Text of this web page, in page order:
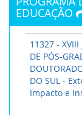
EDUCAÇÃO
11327 - XVIII
DE PÓS-
DO SUL -
Impacto e